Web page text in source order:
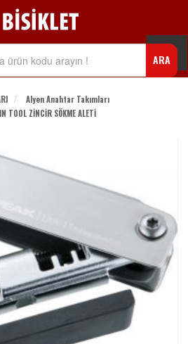
ARA
Alyen Anahtar Takımları
TOOL ZİNCİR SÖKME ALETİ